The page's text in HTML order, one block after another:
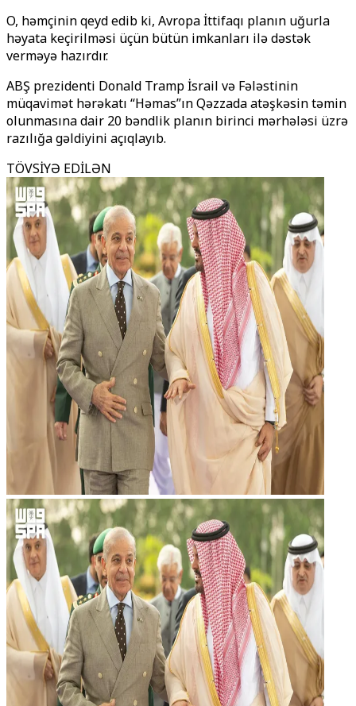
O, həmçinin qeyd edib ki, Avropa İttifaqı planın uğurla
həyata keçirilməsi üçün bütün imkanları ilə dəstək
verməyə hazırdır.
ABŞ prezidenti Donald Tramp İsrail və Fələstinin
müqavimət hərəkatı “Həmas”ın Qəzzada atəşkəsin təmin
olunmasına dair 20 bəndlik planın birinci mərhələsi üzrə
razılığa gəldiyini açıqlayıb.
TÖVSİYƏ EDİLƏN